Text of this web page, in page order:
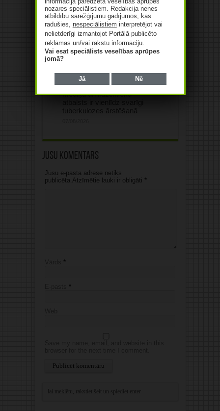
apgrozījums pērn pieaudzis
par 10,4%
07/08/2026
Mediķu un līdzcilvēku
tuberkulozes ārstēšanā
Jūsu komentārs
Jūsu e-pasta adrese netiks
publicēta.Atzīmētie lauki ir obligāti *
*
*
nozares speciālistiem. Redakcija nenes
atbildību sarežģījumu gadījumos, kas
radušies, nespeciālistiem interpretējot vai
nelietderīgi izmantojot Portālā publicēto
reklāmas un/vai rakstu informāciju.
Vai esat speciālists veselības aprūpes
jomā?
Jā Nē